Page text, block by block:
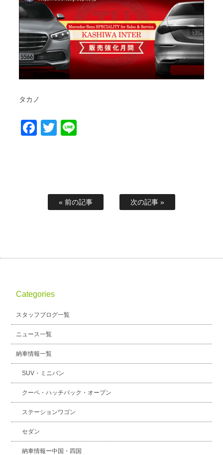
タカノ
Facebook
Twitter
« 前の記事 次の記事 »
Categories
スタッフブログ一覧
ニュース一覧
納車情報一覧
SUV・ミニバン
クーペ・ハッチバック・オープン
ステーションワゴン
セダン
納車情報ー中国・四国